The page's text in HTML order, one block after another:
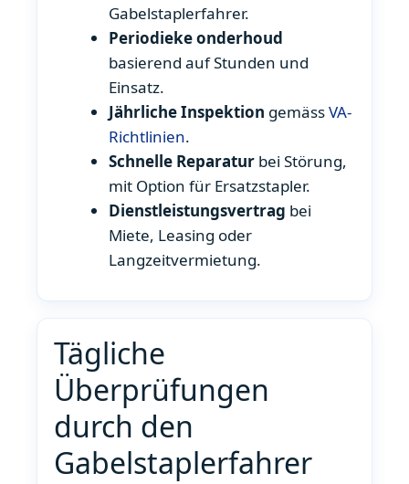
Gabelstaplerfahrer.
Periodieke onderhoud
basierend auf Stunden und
Einsatz.
Jährliche Inspektion gemässVA-
Richtlinien.
Schnelle Reparatur bei Störung,
mit Option für Ersatzstapler.
Dienstleistungsvertrag bei
Miete, Leasing oder
Langzeitvermietung.
Tägliche
Überprüfungen
durch den
Gabelstaplerfahrer